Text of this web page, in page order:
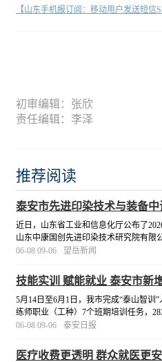
【山东手机报订阅：移动用户发送短信
初审编辑：张欣
责任编辑：李泽
推荐阅读
泰安市先进印染技术与装备
中试平台
近日，山东省工业和信息化厅公布了
山东中康国创先进印染技术研究院有限
台”成功入选。[详细]
06-08 09-06 望岳新闻
技能实训 赋能就业 泰安市新
5月14日至6月1日，我市完成“泰山智训
练师职业（工种）7个班期培训任务，
核获得培训合格证书，成为泰安数字经
06-08 09-06 泰安日报
医疗收费更透明 群众就医更